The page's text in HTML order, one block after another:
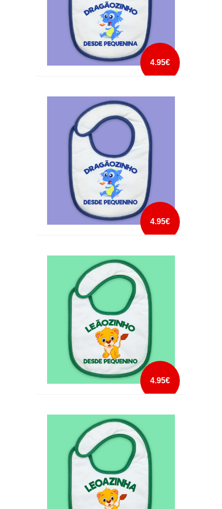
4.95€
mais info
add à lista
4.95€
mais info
add à lista
4.95€
mais info
add à lista